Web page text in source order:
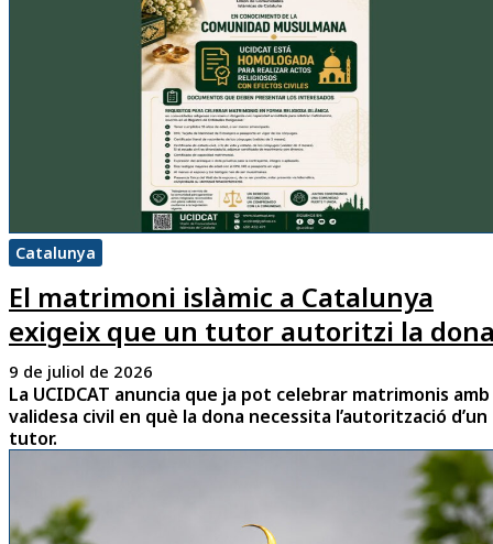
Catalunya
El matrimoni islàmic a Catalunya
exigeix que un tutor autoritzi la
9 de juliol de 2026
La UCIDCAT anuncia que ja pot celebrar matrimonis amb
validesa civil en què la dona necessita l’autorització d’un
tutor.